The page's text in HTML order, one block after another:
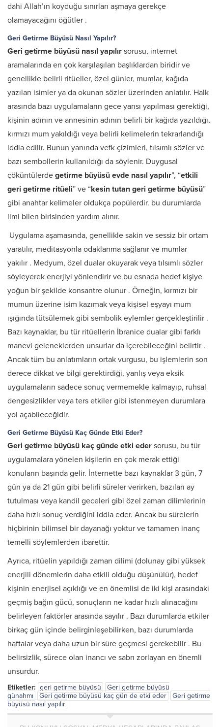
dahi Allah’ın koyduğu sınırları aşmaya gerekçe
olamayacağını öğütler .
Geri Getirme Büyüsü Nasıl Yapılır?
Geri getirme büyüsü nasıl yapılır sorusu, internet
aramalarında en çok karşılaşılan başlıklardan biridir ve
genellikle belirli ritüeller, özel günler, mumlar, kağıda
yazılan isimler ya da okunan sözler üzerinden anlatılır. Halk
arasında bazı uygulamaların gece yarısı yapılması gerektiği,
kişinin adının ve annesinin adının belirli bir kağıda yazıldığı,
kırmızı mum yakıldığı veya belirli kelimelerin tekrarlandığı
iddia edilir. Bunun yanında vefk çizimleri, tılsımlı sözler ve
bazı sembollerin kullanıldığı da söylenir. Duygusal
çöküntülerde getirme büyüsü evde nasıl yapılır”, “etkili
geri getirme ritüeli” ve “kesin tutan geri getirme büyüsü”
gibi anahtar kelimeler oldukça popülerdir. bu durumlarda
ilmi bilen birisinden yardım alınır.
Uygulama aşamasında, genellikle sakin ve sessiz bir ortam
yaratılır, meditasyonla odaklanma sağlanır ve mumlar
yakılır . Medyum, özel dualar okuyarak veya tılsımlı sözler
söyleyerek enerjiyi yönlendirir ve bu esnada hedef kişiye
yoğun bir şekilde konsantre olunur . Örneğin, kırmızı bir
mumun üzerine isim kazımak veya kişisel eşyayı mum
ışığında tütsülemek gibi sembolik eylemler gerçekleştirilir .
Bazı kaynaklar, bu tür ritüellerin İbranice dualar gibi farklı
manevi geleneklerden unsurlar da içerebileceğini belirtir .
Ancak tüm bu anlatımların ortak vurgusu, bu işlemlerin son
derece dikkat ve bilgi gerektirdiği, yanlış veya eksik
uygulamaların sadece sonuç vermemekle kalmayıp, ruhsal
dengesizlikler veya ters etkiler gibi istenmeyen durumlara
yol açabileceğidir.
Geri Getirme Büyüsü Kaç Günde Etki Eder?
Geri getirme büyüsü kaç günde etki eder sorusu, bu tür
uygulamalara yönelen kişilerin en çok merak ettiği
konuların başında gelir. İnternette bazı kaynaklar 3 gün, 7
gün ya da 21 gün gibi belirli süreler verirken, bazıları ay
tutulması veya kandil geceleri gibi özel zaman dilimlerinin
daha hızlı sonuç verdiğini iddia eder. Ancak bu sürelerin
hiçbirinin bilimsel bir dayanağı yoktur ve tamamen inanç
temelli söylemlerden ibarettir.
Ayrıca, ritüelin yapıldığı zaman dilimi (dolunay gibi yüksek
enerjili dönemlerin daha etkili olduğu düşünülür), hedef
kişinin enerjisel açıklığı ve en önemlisi de iki kişi arasındaki
geçmiş bağın gücü, sonuçların ne kadar hızlı alınacağını
belirleyen faktörler arasında sayılır . Bazı durumlarda etkiler
birkaç gün içinde belirginleşebilirken, bazı durumlarda
haftalar veya daha uzun bir süre geçmesi gerekebilir . Bu
belirsizlik, sürece olan inancı ve sabrı zorlayan en önemli
unsurdur.
Etiketler: geri getirme büyüsü
Geri getirme büyüsü
günahmı
Geri getirme büyüsü kaç gün de etki eder
Geri getirme
büyüsü nasıl yapılır